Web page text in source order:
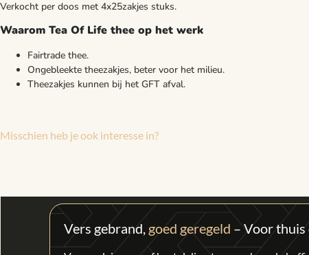
Verkocht per doos met 4x25zakjes stuks.
Waarom Tea Of Life thee op het werk
Fairtrade thee.
Ongebleekte theezakjes, beter voor het milieu.
Theezakjes kunnen bij het GFT afval.
Misschien heb je ook interesse in?
Vers gebrand, goed geregeld – Voor